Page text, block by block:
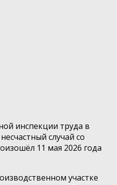
инспекции труда в
случай со
11 мая 2026 года
участке